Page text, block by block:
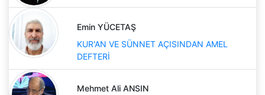
Emin YÜCETAŞ
KUR'AN VE SÜNNET AÇISINDAN AMEL
DEFTERİ
Mehmet Ali ANSIN